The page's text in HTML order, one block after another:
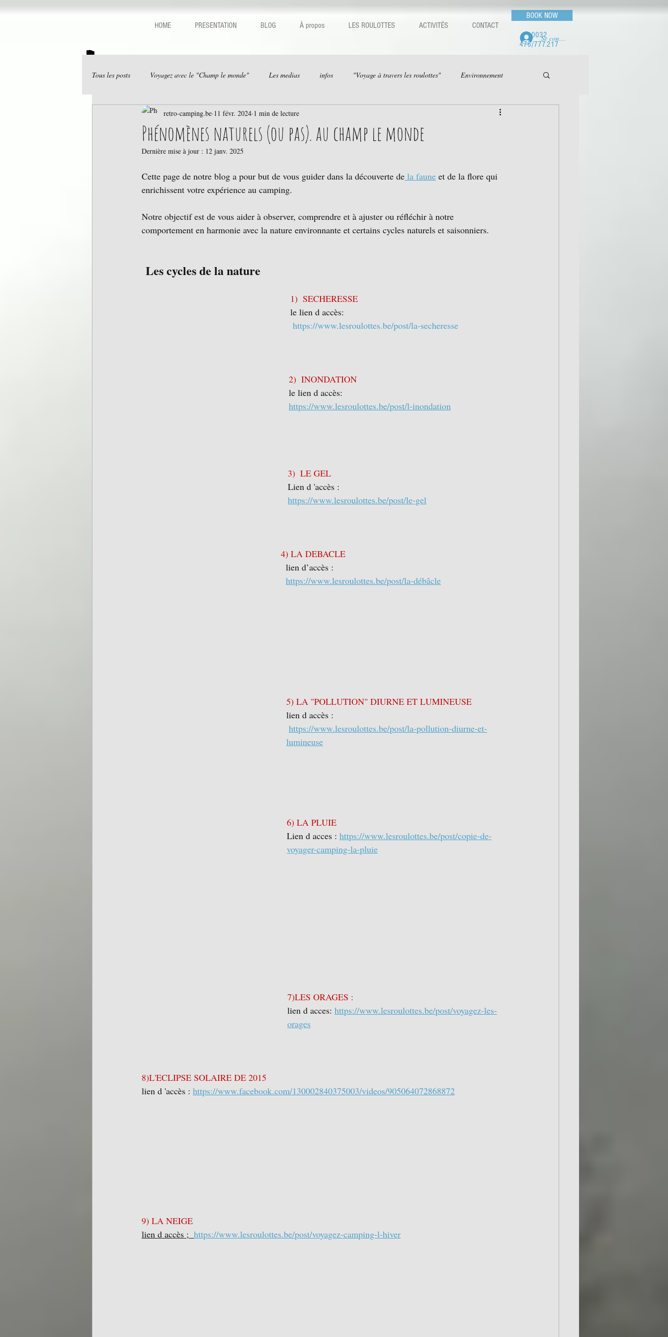
HOME PRESENTATION BLOG À propos LES ROULOTTES ACTIVITÉS CONTACT
BOOK NOW
0032
476/777.217
Se connecter
Tous les posts Voyagez avec le "Champ le monde" Les medias infos "Voyage à travers les roulottes" Environnement
Phénomènes naturels (ou pas). au champ le monde
retro-camping.be 11 févr. 2024 1 min de lecture
Dernière mise à jour : 12 janv. 2025
Cette page de notre blog a pour but de vous guider dans la découverte de la faune et de la flore qui
enrichissent votre expérience au camping.
Notre objectif est de vous aider à observer, comprendre et à ajuster ou réfléchir à notre
comportement en harmonie avec la nature environnante et certains cycles naturels et saisonniers.
Les cycles de la nature
1)  SECHERESSE
le lien d accès:
https://www.lesroulottes.be/post/la-secheresse
2)  INONDATION
le lien d accès:
https://www.lesroulottes.be/post/l-inondation
3)  LE GEL
Lien d 'accès :
https://www.lesroulottes.be/post/le-gel
							4) LA DEBACLE
lien d’accès :
https://www.lesroulottes.be/post/la-débâcle
5) LA "POLLUTION" DIURNE ET LUMINEUSE
lien d accès :
https://www.lesroulottes.be/post/la-pollution-diurne-et-
lumineuse
6) LA PLUIE
Lien d acces : https://www.lesroulottes.be/post/copie-de-
voyager-camping-la-pluie
7)LES ORAGES :
lien d acces: https://www.lesroulottes.be/post/voyagez-les-
orages
8)L'ECLIPSE SOLAIRE DE 2015
lien d 'accès : https://www.facebook.com/130002840375003/videos/905064072868872
9) LA NEIGE
lien d accès ; https://www.lesroulottes.be/post/voyagez-camping-l-hiver